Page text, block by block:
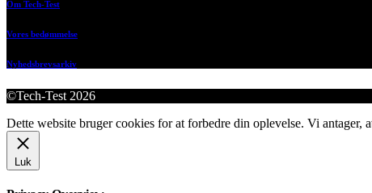
Om Tech-Test
Vores bedømmelse
Nyhedsbrevsarkiv
©Tech-Test 2026
Dette website bruger cookies for at forbedre din oplevelse. Vi antager,
Luk